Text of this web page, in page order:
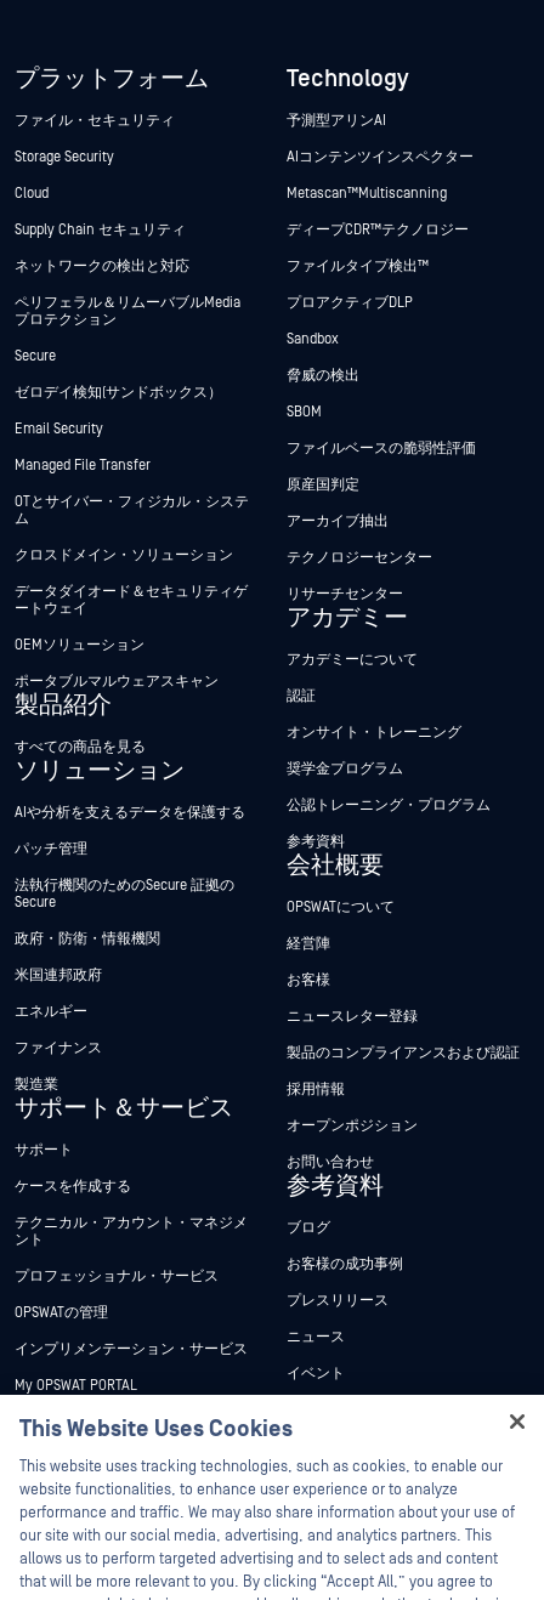
プラットフォーム
ファイル・セキュリティ
Storage Security
Cloud
Supply Chain セキュリティ
ネットワークの検出と対応
ペリフェラル＆リムーバブルMedia
プロテクション
Secure
ゼロデイ検知(サンドボックス）
Email Security
Managed File Transfer
OTとサイバー・フィジカル・システ
ム
クロスドメイン・ソリューション
データダイオード＆セキュリティゲ
ートウェイ
OEMソリューション
ポータブルマルウェアスキャン
製品紹介
すべての商品を見る
ソリューション
AIや分析を支えるデータを保護する
パッチ管理
法執行機関のためのSecure 証拠の
Secure
政府・防衛・情報機関
米国連邦政府
エネルギー
ファイナンス
製造業
サポート＆サービス
サポート
ケースを作成する
テクニカル・アカウント・マネジメ
ント
プロフェッショナル・サービス
OPSWATの管理
インプリメンテーション・サービス
My OPSWAT PORTAL
技術文書
トレーニング
脆弱性対策プログラム
パートナー
認証
Technology
予測型アリンAI
AIコンテンツインスペクター
Metascan™ Multiscanning
ディープCDR™テクノロジー
ファイルタイプ検出™
プロアクティブDLP
Sandbox
脅威の検出
SBOM
ファイルベースの脆弱性評価
原産国判定
アーカイブ抽出
テクノロジーセンター
リサーチセンター
アカデミー
アカデミーについて
認証
オンサイト・トレーニング
奨学金プログラム
公認トレーニング・プログラム
参考資料
会社概要
OPSWATについて
経営陣
お客様
ニュースレター登録
製品のコンプライアンスおよび認証
採用情報
オープンポジション
お問い合わせ
参考資料
ブログ
お客様の成功事例
プレスリリース
ニュース
イベント
ホワイトペーパー
無料ツール
This Website Uses Cookies
This website uses tracking technologies, such as cookies, to enable our
website functionalities, to enhance user experience or to analyze
performance and traffic. We may also share information about your use of
our site with our social media, advertising, and analytics partners. This
allows us to perform targeted advertising and to select ads and content
that will be more relevant to you. By clicking “Accept All,” you agree to
Hey there!
I'm Ozzy, your OPSWAT virtual assistant.
How can I help you secure what's critical
today?